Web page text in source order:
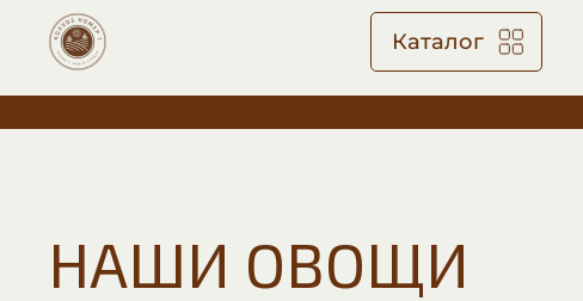
Каталог
НАШИ ОВОЩИ